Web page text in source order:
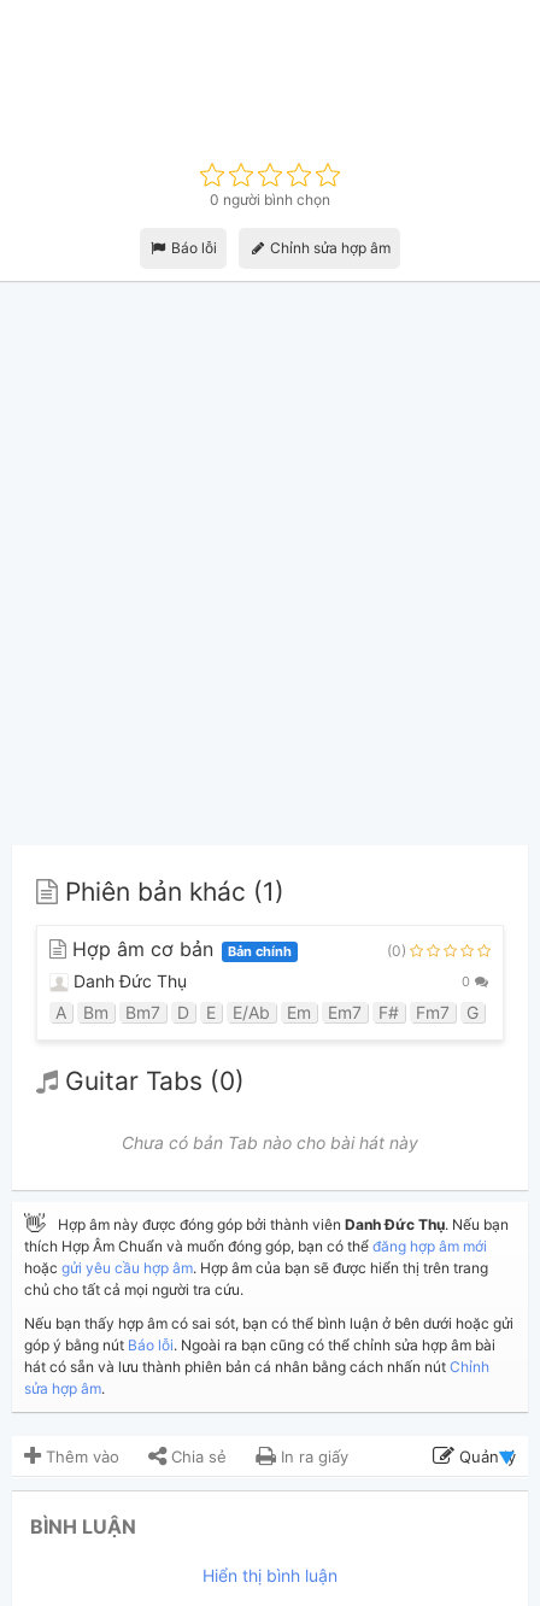
0 người bình chọn
Báo lỗi Chỉnh sửa hợp âm
Phiên bản khác (1)
Hợp âm cơ bản Bản chính (0)
Danh Đức Thụ 0
A Bm Bm7 D E E/Ab Em Em7 F# Fm7 G
Guitar Tabs (0)
Chưa có bản Tab nào cho bài hát này
👋 Hợp âm này được đóng góp bởi thành viên Danh Đức Thụ. Nếu bạn
thích Hợp Âm Chuẩn và muốn đóng góp, bạn có thể đăng hợp âm mới
hoặc gửi yêu cầu hợp âm. Hợp âm của bạn sẽ được hiển thị trên trang
chủ cho tất cả mọi người tra cứu.
Nếu bạn thấy hợp âm có sai sót, bạn có thể bình luận ở bên dưới hoặc gửi
góp ý bằng nút Báo lỗi. Ngoài ra bạn cũng có thể chỉnh sửa hợp âm bài
hát có sẵn và lưu thành phiên bản cá nhân bằng cách nhấn nút Chỉnh
sửa hợp âm.
Thêm vào Chia sẻ In ra giấy Quản lý
Danh Đức Thụ
BÌNH LUẬN
Hiển thị bình luận